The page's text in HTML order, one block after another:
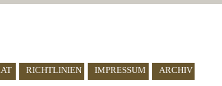
RICHTLINIEN IMPRESSUM ARCHIV